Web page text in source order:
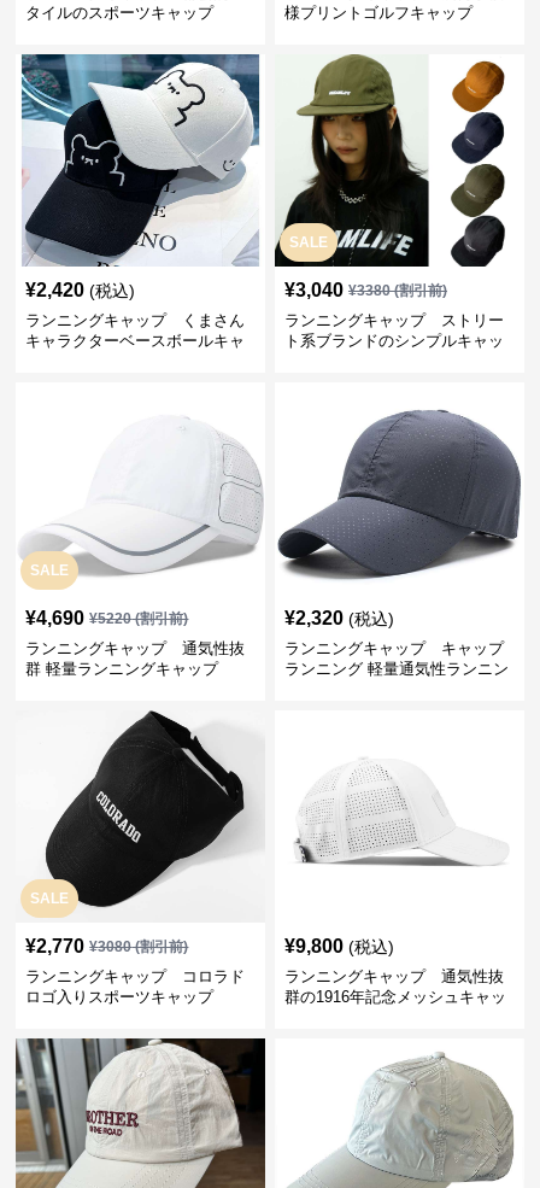
タイルのスポーツキャップ
様プリントゴルフキャップ
¥2,420 (税込)
ランニングキャップ くまさん
キャラクターベースボールキャ
SALE
¥3,040 ¥3380(割引前)
ランニングキャップ ストリー
ト系ブランドのシンプルキャッ
SALE
¥4,690 ¥5220(割引前)
ランニングキャップ 通気性抜
群 軽量ランニングキャップ
¥2,320 (税込)
ランニングキャップ キャップ
ランニング 軽量通気性ランニン
SALE
¥2,770 ¥3080(割引前)
ランニングキャップ コロラド
ロゴ入りスポーツキャップ
¥9,800 (税込)
ランニングキャップ 通気性抜
群の1916年記念メッシュキャッ